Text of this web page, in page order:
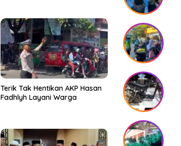
Terik Tak Hentikan AKP Hasan
Fadhlyh Layani Warga